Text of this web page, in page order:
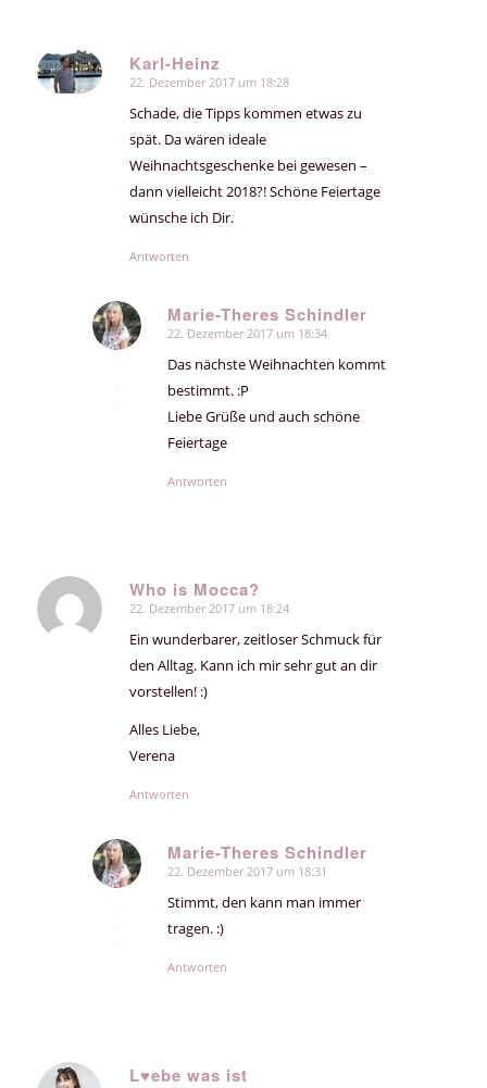
Karl-Heinz
sagte:
22. Dezember 2017 um 18:28
Schade, die Tipps kommen etwas zu
spät. Da wären ideale
Weihnachtsgeschenke bei gewesen –
dann vielleicht 2018?! Schöne Feiertage
wünsche ich Dir.
Antworten
Marie-Theres Schindler
sagte:
22. Dezember 2017 um 18:34
Das nächste Weihnachten kommt
bestimmt. :P
Liebe Grüße und auch schöne
Feiertage
Antworten
Who is Mocca?
sagte:
22. Dezember 2017 um 18:24
Ein wunderbarer, zeitloser Schmuck für
den Alltag. Kann ich mir sehr gut an dir
vorstellen! :)
Alles Liebe,
Verena
Antworten
Marie-Theres Schindler
sagte:
22. Dezember 2017 um 18:31
Stimmt, den kann man immer
tragen. :)
Antworten
L♥ebe was ist